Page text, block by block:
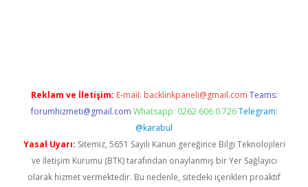
Reklam ve İletişim: E-mail: backlinkpaneli@gmail.com Teams:
forumhizmeti@gmail.com Whatsapp: 0262 606 0 726 Telegram:
@karabul
Yasal Uyarı: Sitemiz, 5651 Sayılı Kanun gereğince Bilgi Teknolojileri
ve İletişim Kurumu (BTK) tarafından onaylanmış bir Yer Sağlayıcı
olarak hizmet vermektedir. Bu nedenle, sitedeki içerikleri proaktif